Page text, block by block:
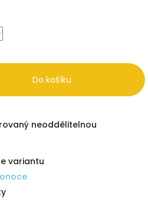
Do košíku
neoddělitelnou
variantu